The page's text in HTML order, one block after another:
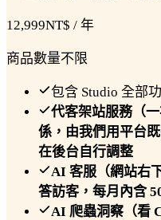
12,999NT$ / 年
商品數量不限
包含 Studio 全部
代客架站服務（
係，由我們用平台
在後台自行調整
AI 客服（網站右
答訪客，每月內含
AI 爬蟲洞察（看